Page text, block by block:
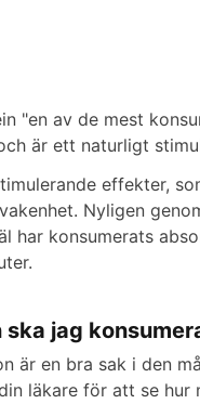
"en av de mest
är ett naturligt
effekter,
Nyligen
har konsumerats
jag
är en bra sak i den
läkare för att se